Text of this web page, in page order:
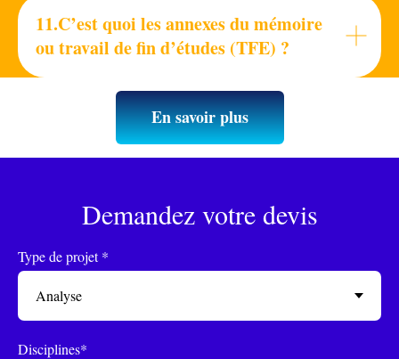
11.C’est quoi les annexes du mémoire
ou travail de fin d’études (TFE) ?
En savoir plus
Demandez votre devis
Type de projet *
Disciplines*